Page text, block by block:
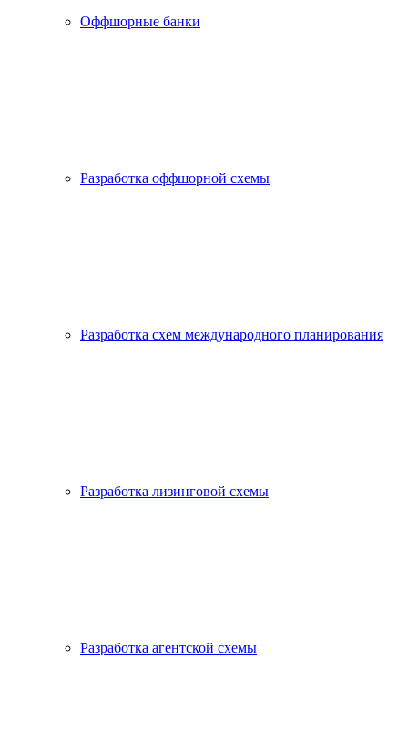
Оффшорные банки
Разработка оффшорной схемы
Разработка схем международного планирования
Разработка лизинговой схемы
Разработка агентской схемы